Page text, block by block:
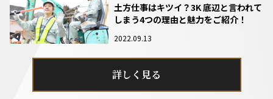
土方仕事はキツイ？3K 底辺と言われて
しまう4つの理由と魅力をご紹介！
2022.09.13
詳しく見る